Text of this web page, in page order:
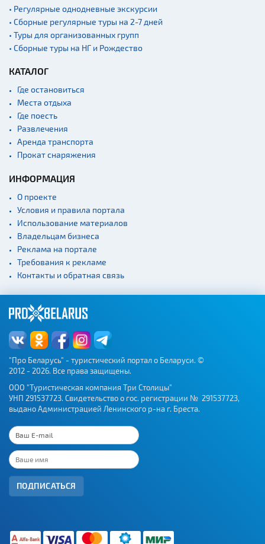
• Регулярные однодневные экскурсии
• Сборные регулярные туры на 2-7 дней
• Туры для организованных групп
• Сборные туры на НГ и Рождество
КАТАЛОГ
Где остановиться
Места отдыха
Где поесть
Развлечения
Аренда транспорта
Прокат снаряжения
ИНФОРМАЦИЯ
О проекте
Условия и правила портала
Использование материалов
Владельцам бизнеса
Реклама на портале
Требования к рекламе
Контакты и обратная связь
"Про Беларусь" - туристический портал о Беларуси. ©
2012 - 2026. Все права защищены.
ООО "Туристическая компания Три Столицы"
УНП 291537723. Свидетельство о гос. регистрации № 291537723,
выдано Администрацией Ленинского р-на г. Бреста.
ПОДПИСАТЬСЯ